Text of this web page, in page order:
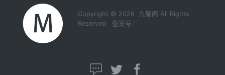
Copyright © 2026 九星阁 All Rights
Reserved 备案号：